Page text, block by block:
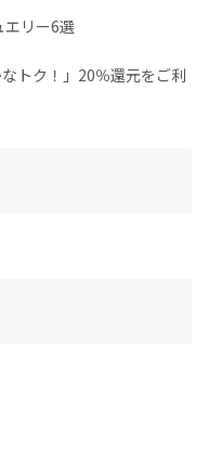
エリー6選
トク！」20％還元をご利